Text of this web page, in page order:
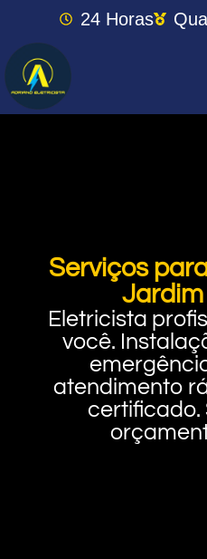
24 Horas
Serviços
Jardim
Eletricista
você.
atendimento
certificado.